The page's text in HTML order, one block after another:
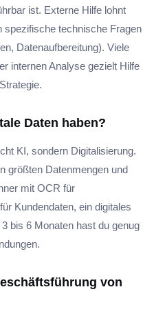
ist. Externe Hilfe lohnt
spezifische technische Fragen
Datenaufbereitung). Viele
internen Analyse gezielt Hilfe
Daten haben?
KI, sondern Digitalisierung.
größten Datenmengen und
mit OCR für
Kundendaten, ein digitales
bis 6 Monaten hast du genug
von